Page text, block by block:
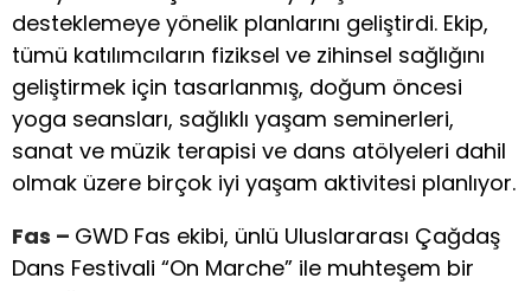
desteklemeye yönelik planlarını geliştirdi. Ekip,
tümü katılımcıların fiziksel ve zihinsel sağlığını
geliştirmek için tasarlanmış, doğum öncesi
yoga seansları, sağlıklı yaşam seminerleri,
sanat ve müzik terapisi ve dans atölyeleri dahil
olmak üzere birçok iyi yaşam aktivitesi planlıyor.
Fas – GWD Fas ekibi, ünlü Uluslararası Çağdaş
Dans Festivali “On Marche” ile muhteşem bir